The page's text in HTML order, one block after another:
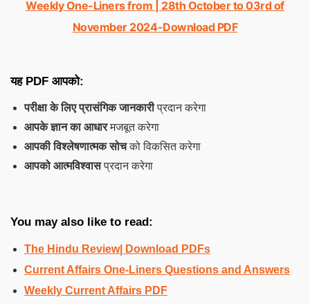
Weekly One-Liners from | 28th October to 03rd of
November 2024-Download PDF
यह PDF आपको:
परीक्षा के लिए प्रासंगिक जानकारीप्रदान करेगा
आपके ज्ञान का आधारमजबूत करेगा
आपकी विश्लेषणात्मक सोचको विकसित करेगा
आपको आत्मविश्वासप्रदान करेगा
You may also like to read:
The Hindu Review| Download PDFs
Current Affairs One-Liners Questions and Answers
Weekly Current Affairs PDF